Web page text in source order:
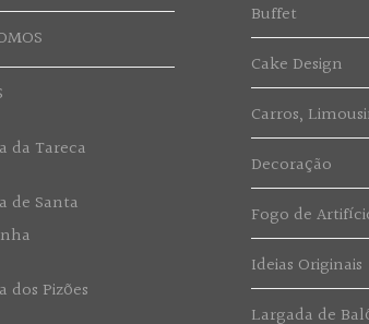
da Tareca
de Santa
dos Pizões
Buffet
Cake Design
Carros,
Decoração
Fogo de
Ideias Originais
Largada de